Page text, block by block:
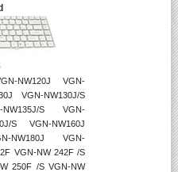
NW120J VGN-
VGN-NW130J/S
NW135J/S VGN-
S VGN-NW160J
NW180J VGN-
VGN-NW 242F /S
250F /S VGN-NW